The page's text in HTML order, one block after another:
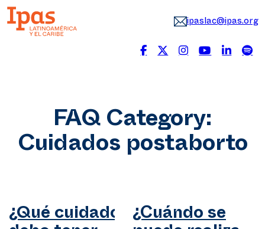
ipaslac@ipas.org
FAQ Category:
Cuidados postaborto
¿Qué cuidados ¿Cuándo se